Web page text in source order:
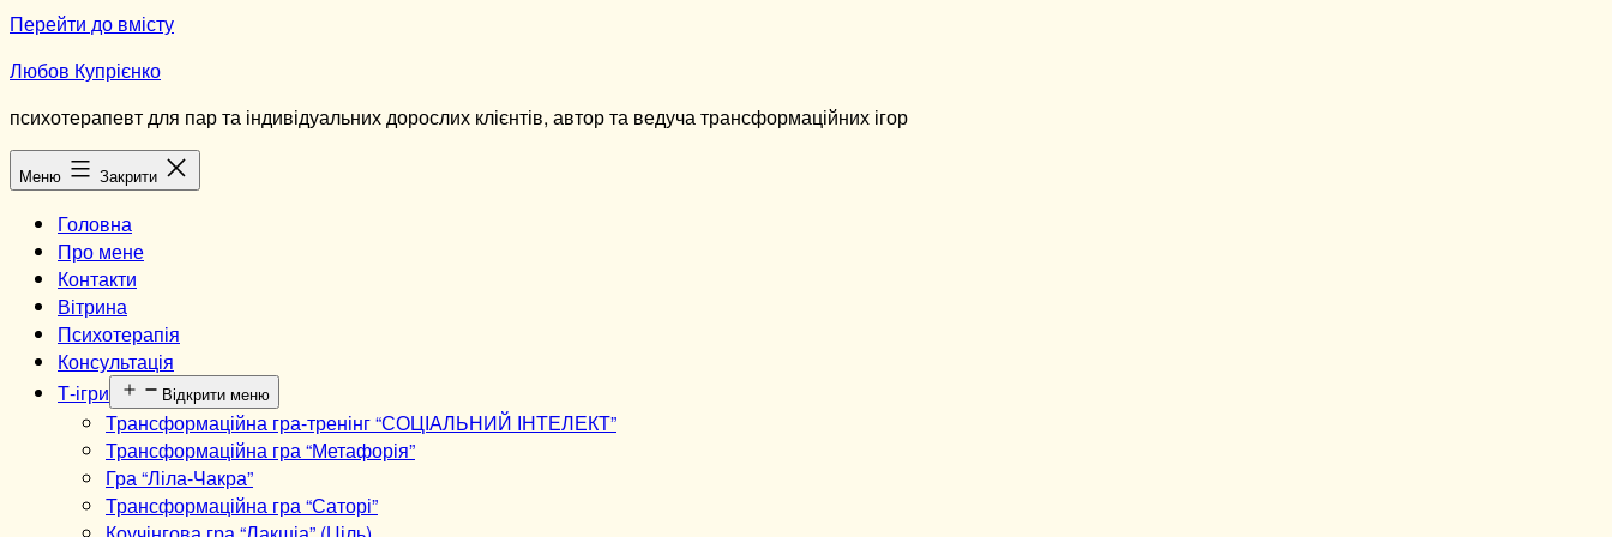
Перейти до вмісту
Любов Купрієнко
психотерапевт для пар та індивідуальних дорослих клієнтів, автор та ведуча трансформаційних ігор
Меню Закрити
Головна
Про мене
Контакти
Вітрина
Психотерапія
Консультація
Т-ігри
Відкрити меню
Трансформаційна гра-тренінг “СОЦІАЛЬНИЙ ІНТЕЛЕКТ”
Трансформаційна гра “Метафорія”
Гра “Ліла-Чакра”
Трансформаційна гра “Саторі”